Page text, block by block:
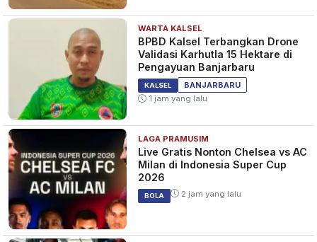
WARTA KALSEL
BPBD Kalsel Terbangkan Drone
Validasi Karhutla 15 Hektare di
Pengayuan Banjarbaru
KALSEL
BANJARBARU
1 jam yang lalu
LAGA PRAMUSIM
Live Gratis Nonton Chelsea vs AC
Milan di Indonesia Super Cup
2026
BOLA 2 jam yang lalu